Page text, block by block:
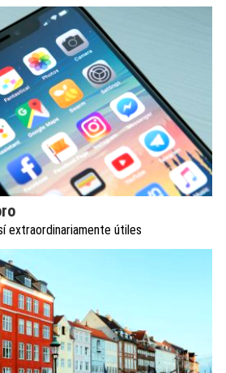
extraordinariamente útiles